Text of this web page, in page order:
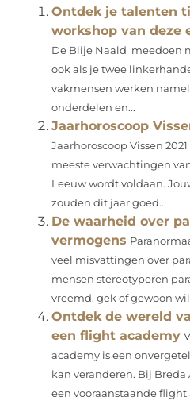
Ontdek je talenten
workshop van deze
De Blije Naald meedoen
ook als je twee
vakmensen werken
onderdelen en...
Jaarhoroscoop
Jaarhoroscoop Vissen
meeste verwachtingen
Leeuw wordt voldaan.
zouden dit jaar goed...
De waarheid over
vermogens
veel misvattingen over
mensen stereotyperen
vreemd, gek of gewoon
Ontdek de wereld
een flight academy
academy is een
kan veranderen. Bij
een vooraanstaande flight